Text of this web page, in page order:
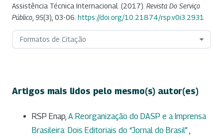
Assistência Técnica Internacional. (2017). Revista Do Serviço
Público 95(3), 03-06. https://doi.org/10.21874/rsp.v0i3.2931
Formatos de Citação
Artigos mais lidos pelo mesmo(s) autor(es)
RSP Enap, A Reorganização do DASP e a Imprensa
Brasileira: Dois Editoriais do “Jornal do Brasil” ,